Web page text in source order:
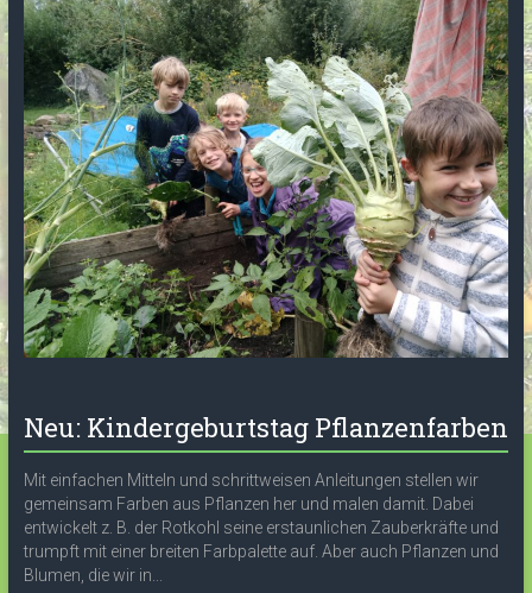
Neu: Kindergeburtstag Pflanzenfarben
Mit einfachen Mitteln und schrittweisen Anleitungen stellen wir
gemeinsam Farben aus Pflanzen her und malen damit. Dabei
entwickelt z. B. der Rotkohl seine erstaunlichen Zauberkräfte und
trumpft mit einer breiten Farbpalette auf. Aber auch Pflanzen und
Blumen, die wir in...